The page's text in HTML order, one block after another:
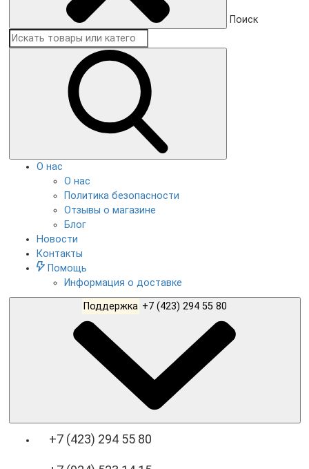
Поиск
О нас
О нас
Политика безопасности
Отзывы о магазине
Блог
Новости
Контакты
Помощь
Информация о доставке
Поддержка
+7 (423) 294 55 80